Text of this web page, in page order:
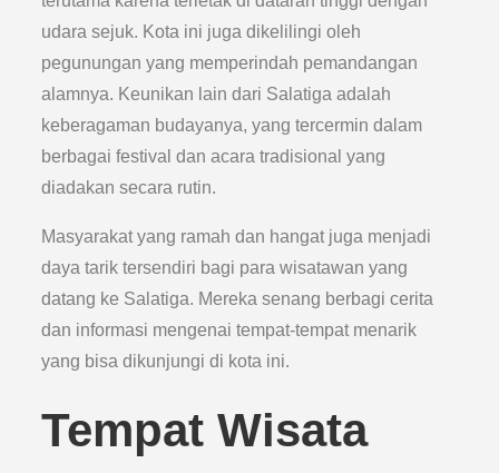
udara sejuk. Kota ini juga dikelilingi oleh
pegunungan yang memperindah pemandangan
alamnya. Keunikan lain dari Salatiga adalah
keberagaman budayanya, yang tercermin dalam
berbagai festival dan acara tradisional yang
diadakan secara rutin.
Masyarakat yang ramah dan hangat juga menjadi
daya tarik tersendiri bagi para wisatawan yang
datang ke Salatiga. Mereka senang berbagi cerita
dan informasi mengenai tempat-tempat menarik
yang bisa dikunjungi di kota ini.
Tempat Wisata